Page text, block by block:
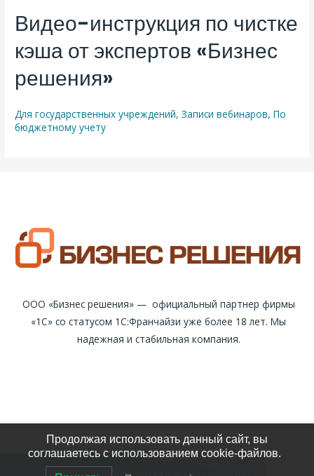
законодательстве
2022
году
и
предстоящие
в
Видео-инструкция по чистке
кэша от экспертов «Бизнес
решения»
Для государственных учреждений,Записи вебинаров,По
бюджетному учету
ООО «Бизнес решения» — официальный партнер фирмы
«1С» со статусом 1С:Франчайзи уже более 18 лет. Мы
надежная и стабильная компания.
Продолжая использовать данный сайт, вы
соглашаетесь с использованием cookie-файлов.